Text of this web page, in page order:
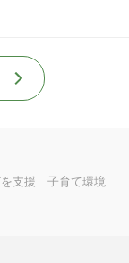
を支援 子育て環境